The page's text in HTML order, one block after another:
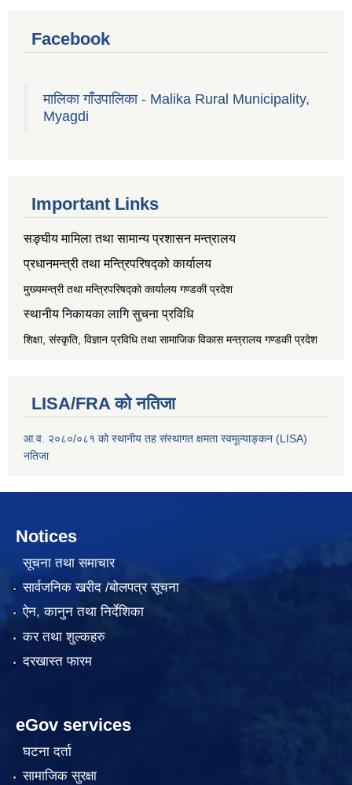
Facebook
मालिका गाँउपालिका - Malika Rural Municipality,
Myagdi
Important Links
सङ्‍घीय मामिला तथा सामान्य प्रशासन मन्त्रालय
प्रधानमन्त्री तथा मन्त्रिपरिषद्को कार्यालय
मुख्यमन्त्री तथा मन्त्रिपरिषद्को कार्यालय गण्डकी प्रदेश
स्थानीय निकायका लागि सुचना प्रविधि
शिक्षा, संस्कृति, विज्ञान प्रविधि तथा सामाजिक विकास मन्त्रालय गण्डकी प्रदेश
LISA/FRA को नतिजा
आ.व. २०८०/०८१ को स्थानीय तह संस्थागत क्षमता स्वमूल्याङ्कन (LISA)
नतिजा
Notices
सूचना तथा समाचार
सार्वजनिक खरीद /बोलपत्र सूचना
ऐन, कानुन तथा निर्देशिका
कर तथा शुल्कहरु
दरखास्त फारम
eGov services
घटना दर्ता
सामाजिक सुरक्षा